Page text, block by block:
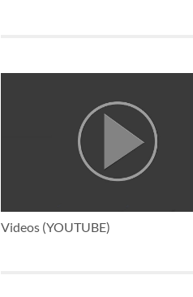
Videos (YOUTUBE)